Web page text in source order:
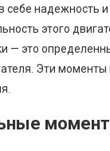
себе
этого
это
Эти